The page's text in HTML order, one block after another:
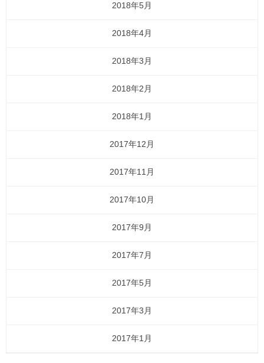
2018年5月
2018年4月
2018年3月
2018年2月
2018年1月
2017年12月
2017年11月
2017年10月
2017年9月
2017年7月
2017年5月
2017年3月
2017年1月